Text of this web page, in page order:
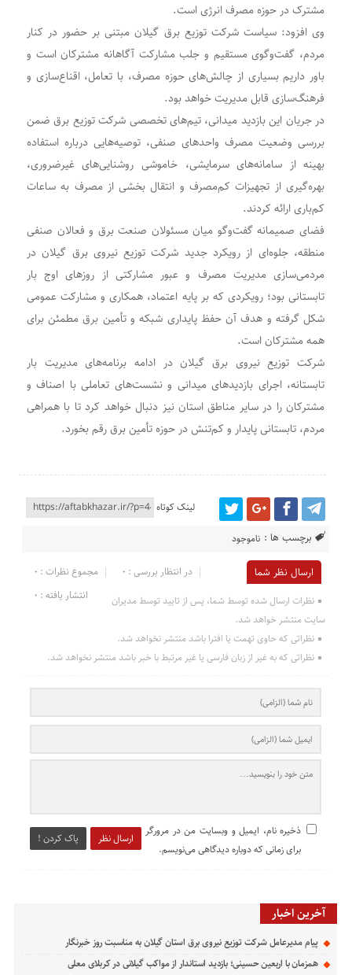
مشترک در حوزه مصرف انرژی است.
وی افزود: سیاست شرکت توزیع برق گیلان مبتنی بر حضور در کنار
مردم، گفت‌وگوی مستقیم و جلب مشارکت آگاهانه مشترکان است و
باور داریم بسیاری از چالش‌های حوزه مصرف، با تعامل، اقناع‌سازی و
فرهنگ‌سازی قابل مدیریت خواهد بود.
در جریان این بازدید میدانی، تیم‌های تخصصی شرکت توزیع برق ضمن
بررسی وضعیت مصرف واحدهای صنفی، توصیه‌هایی درباره استفاده
بهینه از سامانه‌های سرمایشی، خاموشی روشنایی‌های غیرضروری،
بهره‌گیری از تجهیزات کم‌مصرف و انتقال بخشی از مصرف به ساعات
کم‌باری ارائه کردند.
فضای صمیمانه گفت‌وگو میان مسئولان صنعت برق و فعالان صنفی
منطقه، جلوه‌ای از رویکرد جدید شرکت توزیع نیروی برق گیلان در
مردمی‌سازی مدیریت مصرف و عبور مشارکتی از روزهای اوج بار
تابستانی بود؛ رویکردی که بر پایه اعتماد، همکاری و مشارکت عمومی
شکل گرفته و هدف آن حفظ پایداری شبکه و تأمین برق مطمئن برای
همه مشترکان است.
شرکت توزیع نیروی برق گیلان در ادامه برنامه‌های مدیریت بار
تابستانه، اجرای بازدیدهای میدانی و نشست‌های تعاملی با اصناف و
مشترکان را در سایر مناطق استان نیز دنبال خواهد کرد تا با همراهی
مردم، تابستانی پایدار و کم‌تنش در حوزه تأمین برق رقم بخورد.
لینک کوتاه
برچسب ها : ناموجود
ارسال نظر شما مجموع نظرات : 0
در انتظار بررسی : 0
انتشار یافته : 0
نظرات ارسال شده توسط شما، پس از تایید توسط مدیران
سایت منتشر خواهد شد.
نظراتی که حاوی تهمت یا افترا باشد منتشر نخواهد شد.
نظراتی که به غیر از زبان فارسی یا غیر مرتبط با خبر باشد منتشر نخواهد شد.
ارسال نظر پاک کردن !
ذخیره نام، ایمیل و وبسایت من در مرورگر
برای زمانی که دوباره دیدگاهی می‌نویسم.
آخرین اخبار
پیام مدیرعامل شركت توزیع نیروی برق استان گیلان به مناسبت روز خبرنگار ‌
همزمان با اربعین حسینی؛ بازدید استاندار از مواکب گیلانی در کربلای معلی